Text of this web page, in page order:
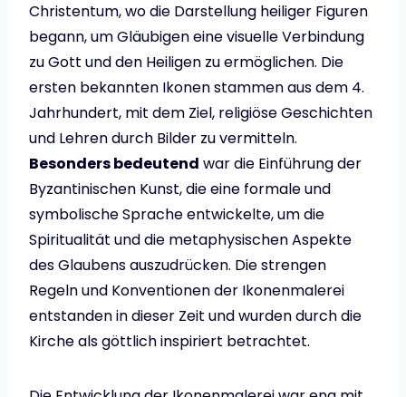
Christentum, wo die Darstellung heiliger Figuren
begann, um Gläubigen eine visuelle Verbindung
zu Gott und den Heiligen zu ermöglichen. Die
ersten bekannten Ikonen stammen aus dem 4.
Jahrhundert, mit dem Ziel, religiöse Geschichten
und Lehren durch Bilder zu vermitteln.
Besonders bedeutend war die Einführung der
Byzantinischen Kunst, die eine formale und
symbolische Sprache entwickelte, um die
Spiritualität und die metaphysischen Aspekte
des Glaubens auszudrücken. Die strengen
Regeln und Konventionen der Ikonenmalerei
entstanden in dieser Zeit und wurden durch die
Kirche als göttlich inspiriert betrachtet.